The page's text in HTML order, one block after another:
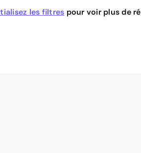
les filtres pour voir plus de